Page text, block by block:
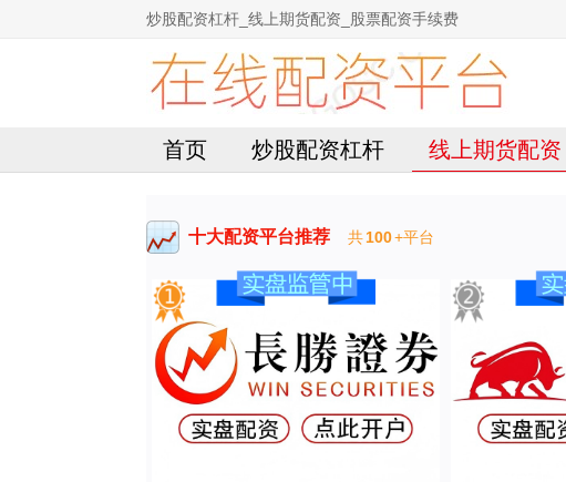
炒股配资杠杆_线上期货配资_股票配资手续费
首页 炒股配资杠杆 线上期货配资
十大配资平台推荐 共100+平台